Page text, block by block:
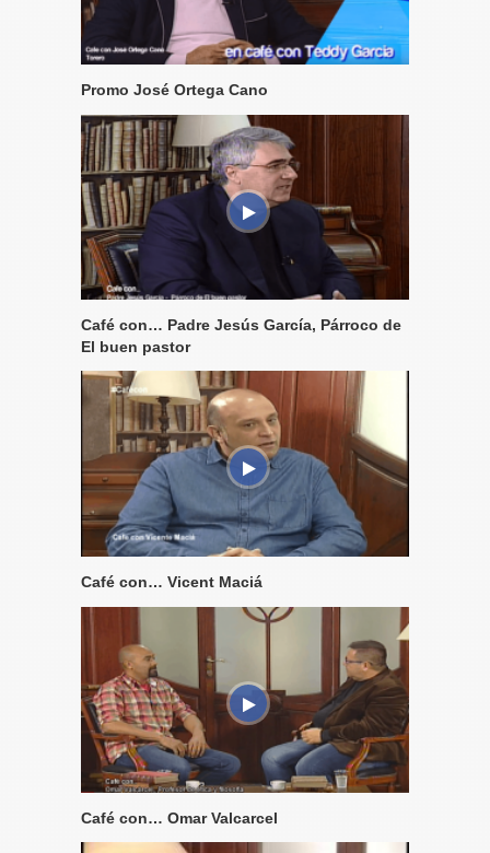
Promo José Ortega Cano
Café con… Padre Jesús García, Párroco de
El buen pastor
Café con… Vicent Maciá
Café con… Omar Valcarcel